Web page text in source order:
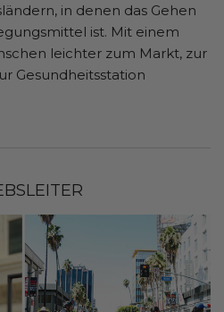
in denen das Gehen
ist. Mit einem
leichter zum Markt, zur
Gesundheitsstation